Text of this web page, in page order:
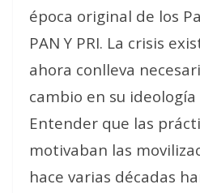
época original de los
PAN Y PRI. La crisis
ahora conlleva
cambio en su
Entender que las
motivaban las
hace varias décadas